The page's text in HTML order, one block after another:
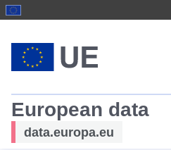
European data
data.europa.eu